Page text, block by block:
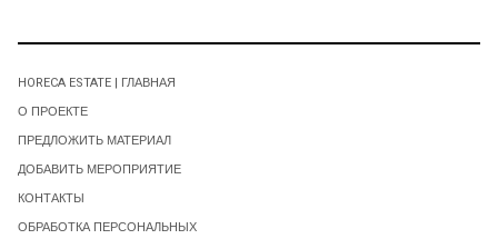
HORECA ESTATE | ГЛАВНАЯ
О ПРОЕКТЕ
ПРЕДЛОЖИТЬ МАТЕРИАЛ
ДОБАВИТЬ МЕРОПРИЯТИЕ
КОНТАКТЫ
ОБРАБОТКА ПЕРСОНАЛЬНЫХ